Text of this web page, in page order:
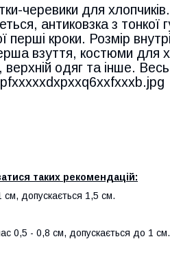
черевики для
антиковзка з тонкої
кроки. Розмір
взуття, костюми для
одяг та інше.
таких рекомендацій:
допускається 1,5 см.
0,5 - 0,8 см, допускається до 1 см.